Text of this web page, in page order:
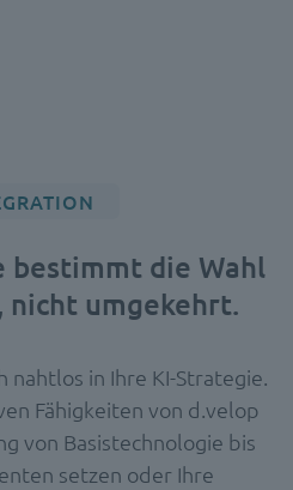
bestimmt die Wahl
umgekehrt.
in Ihre KI-Strategie.
Fähigkeiten von d.velop
von Basistechnologie bis
setzen oder Ihre